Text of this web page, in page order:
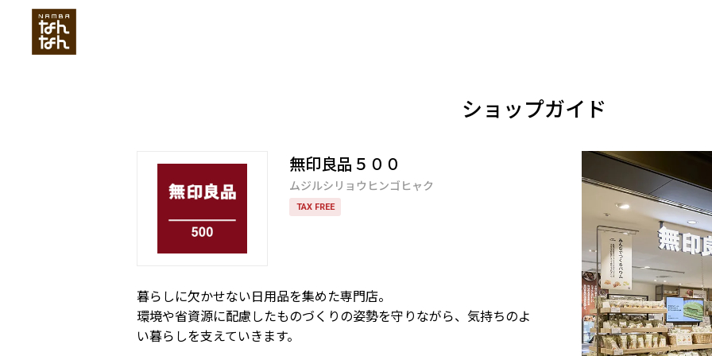
ショップガイド
無印良品５００
ムジルシリョウヒンゴヒャク
TAX FREE
暮らしに欠かせない日用品を集めた専門店。
環境や省資源に配慮したものづくりの姿勢を守りながら、気持ちのよ
い暮らしを支えていきます。